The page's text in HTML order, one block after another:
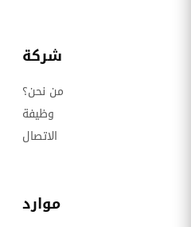
شركة
من نحن؟
وظيفة
الاتصال
موارد